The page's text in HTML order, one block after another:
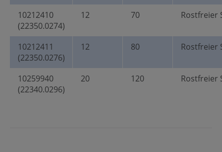
10212410
(22350.0274)
12 70 Rostfreier
10212411
(22350.0276)
12 80 Rostfreier
10259940
(22340.0296)
20 120 Rostfreier